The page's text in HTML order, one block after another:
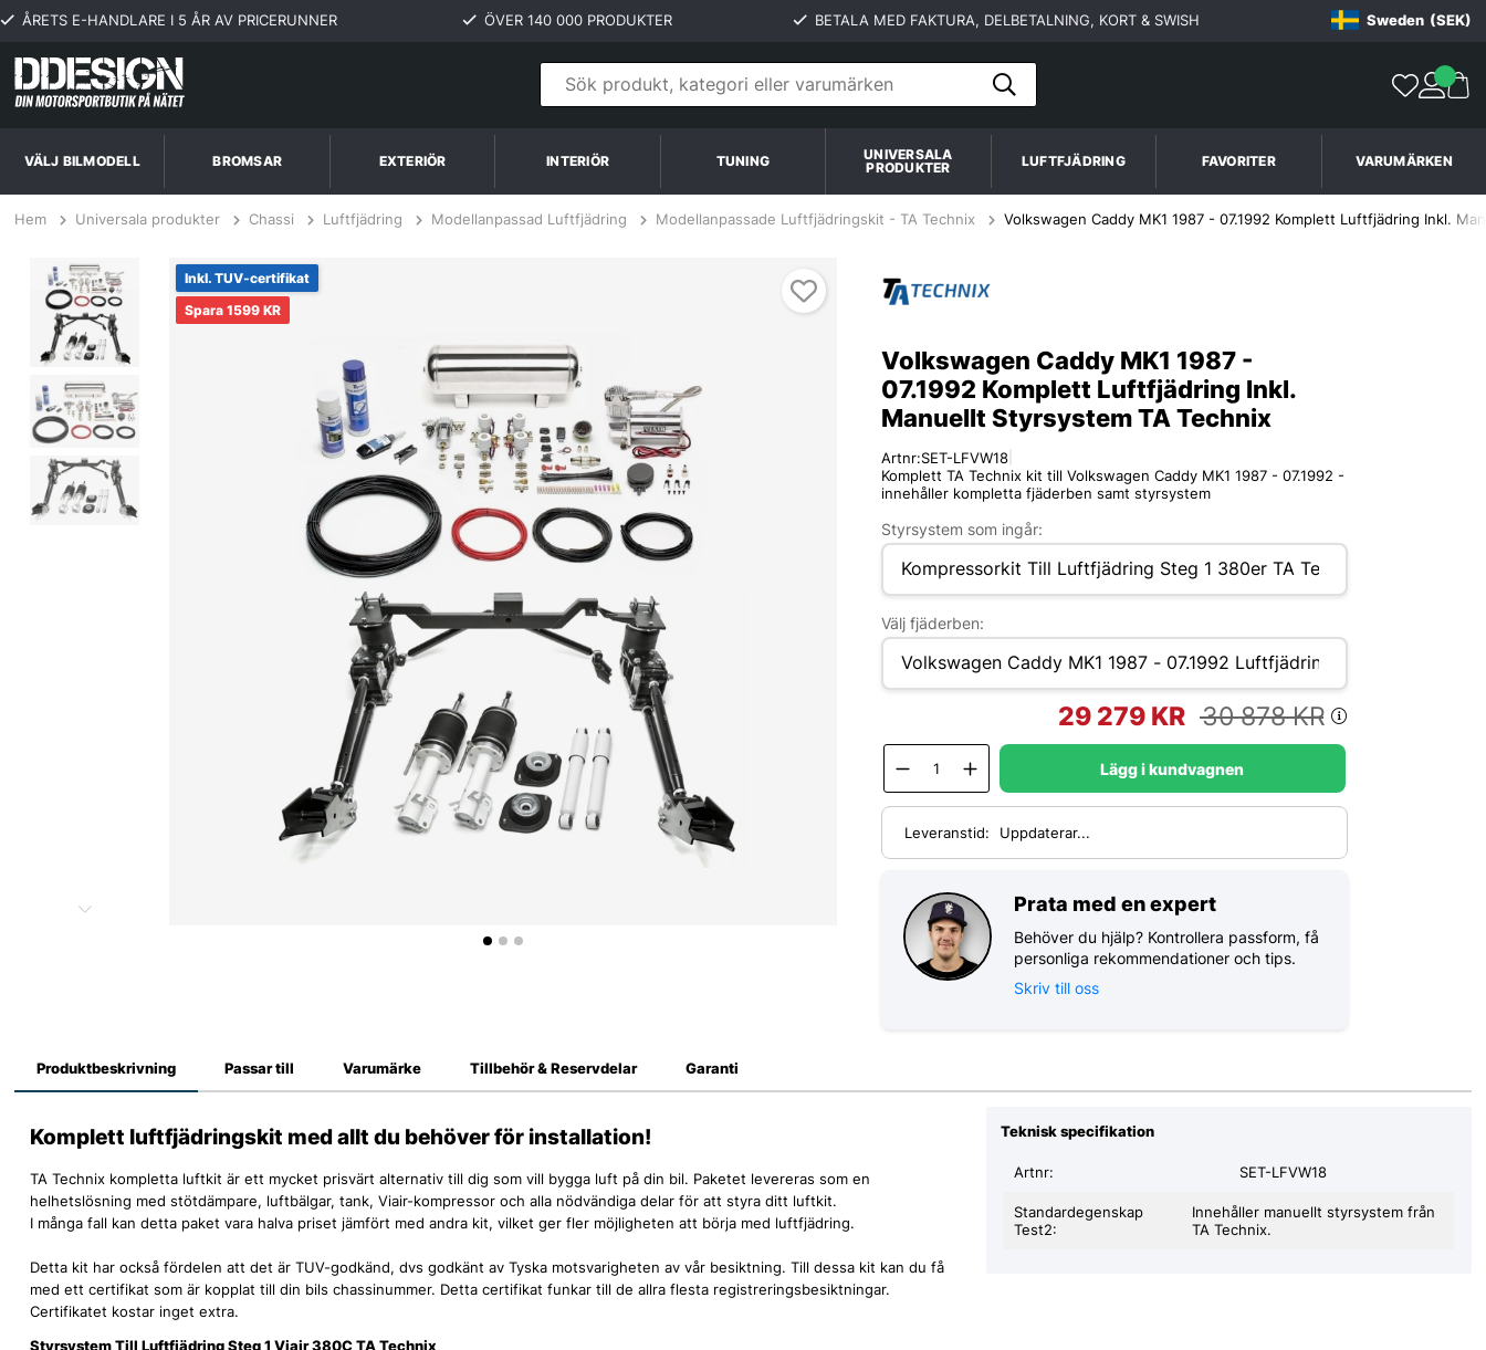
ÅRETS E-HANDLARE I 5 ÅR AV PRICERUNNER ÖVER 140 000 PRODUKTER BETALA MED FAKTURA, DELBETALNING, KORT & SWISH Sweden (SEK)
VÄLJ BILMODELL BROMSAR EXTERIÖR INTERIÖR TUNING
UNIVERSALA
PRODUKTER
LUFTFJÄDRING FAVORITER VARUMÄRKEN
Hem Universala produkter Chassi Luftfjädring Modellanpassad Luftfjädring Modellanpassade Luftfjädringskit - TA Technix Volkswagen Caddy MK1 1987 - 07.1992 Komplett Luftfjädring Inkl.
Volkswagen Caddy MK1 1987 - 07.1992 Komplett Luftfjädring Inkl. Manuellt Styrsystem TA Technix
Inkl. TUV-certifikat
1599 KR
Volkswagen Caddy MK1 1987 -
07.1992 Komplett Luftfjädring Inkl.
Manuellt Styrsystem TA Technix
Artnr:SET-LFVW18
Komplett TA Technix kit till Volkswagen Caddy MK1 1987 - 07.1992 -
innehåller kompletta fjäderben samt styrsystem
Styrsystem som ingår:
Välj fjäderben:
30 878KR
29 279KR
Lägg i kundvagnen
Leveranstid: Uppdaterar...
Prata med en expert
Behöver du hjälp? Kontrollera passform, få
personliga rekommendationer och tips.
Skriv till oss
Produktbeskrivning
Komplett luftfjädringskit med allt du behöver för installation!
TA Technix kompletta luftkit är ett mycket prisvärt alternativ till dig som vill bygga luft på din bil. Paketet levereras som en
helhetslösning med stötdämpare, luftbälgar, tank, Viair-kompressor och alla nödvändiga delar för att styra ditt luftkit.
I många fall kan detta paket vara halva priset jämfört med andra kit, vilket ger fler möjligheten att börja med luftfjädring.
Detta kit har också fördelen att det är TUV-godkänd, dvs godkänt av Tyska motsvarigheten av vår besiktning. Till dessa kit kan du få
med ett certifikat som är kopplat till din bils chassinummer. Detta certifikat funkar till de allra flesta registreringsbesiktningar.
Certifikatet kostar inget extra.
Styrsystem Till Luftfjädring Steg 1 Viair 380C TA Technix
Teknisk specifikation
Standardegenskap
Test2:
Innehåller manuellt styrsystem från
TA Technix.
Artnr: SET-LFVW18
Passar till Varumärke Tillbehör & Reservdelar Garanti